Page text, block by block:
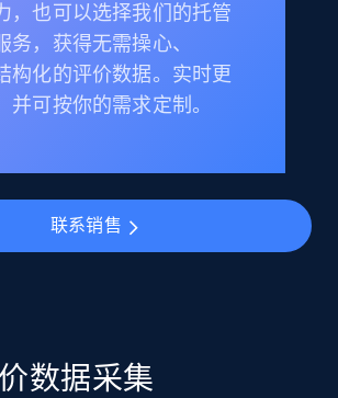
，也可以选择我们的托管
务，获得无需操心、
构化的评价数据。实时更
并可按你的需求定制。
联系销售
数据采集